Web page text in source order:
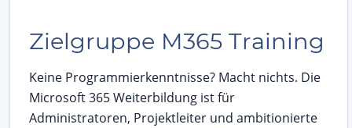
Zielgruppe M365 Training
Keine Programmierkenntnisse? Macht nichts. Die
Microsoft 365 Weiterbildung ist für
Administratoren, Projektleiter und ambitionierte